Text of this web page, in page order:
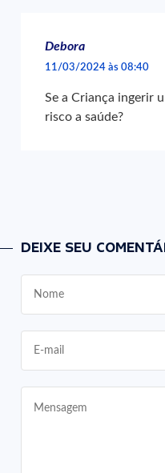
Debora
11/03/2024 às 08:40
Se a Criança ingerir
risco a saúde?
DEIXE SEU